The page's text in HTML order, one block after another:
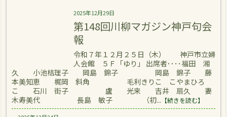
2025年12月29日
第148回川柳マガジン神戸句会
報
令和７年１２月２５日（木） 神戸市立婦
人会館 ５Ｆ「ゆり」 出席者････福田 湘
久 小池桔理子 岡島 錦子 岡島 錦子 藤
本美知恵 梶岡 斜角 毛利きりこ こやまひろ
こ 石川 街子 盧 光来 吉井 扇久 妻
木寿美代 長島 敏子 （初... 【続きを読む】